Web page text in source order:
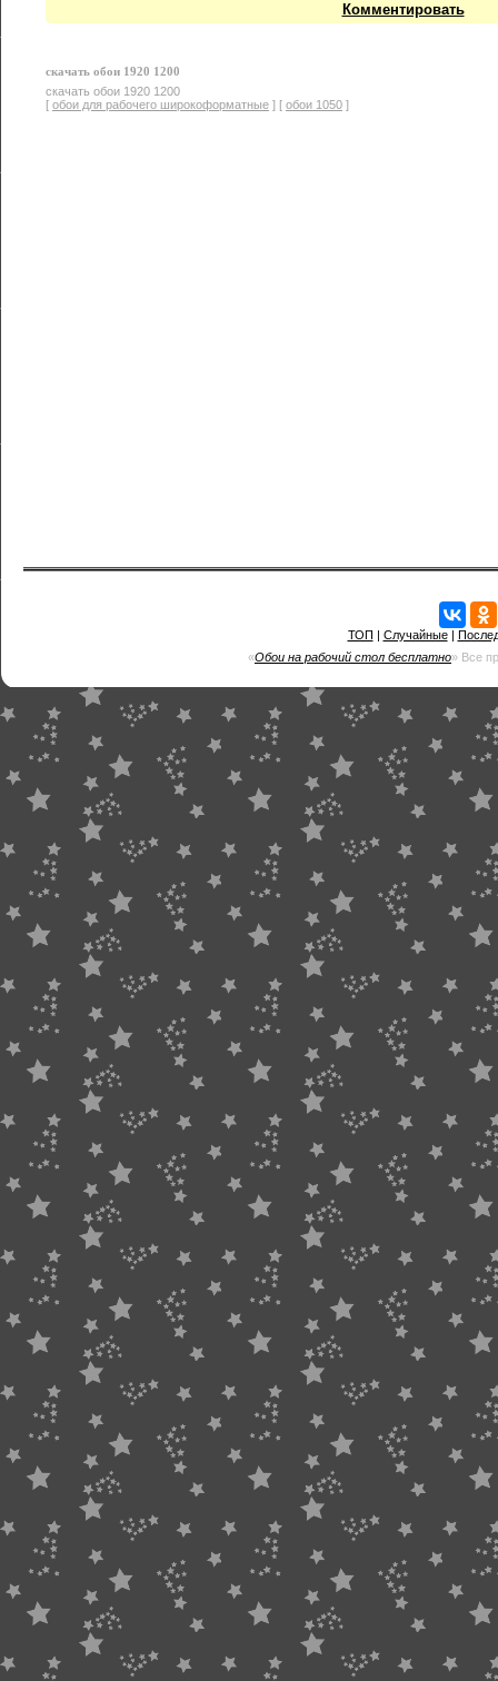
Комментировать
скачать обои 1920 1200
скачать обои 1920 1200
[ обои для рабочего широкоформатные ] [ обои 1050 ]
ТОП | Случайные|
«Обои на рабочий стол бесплатно» Все